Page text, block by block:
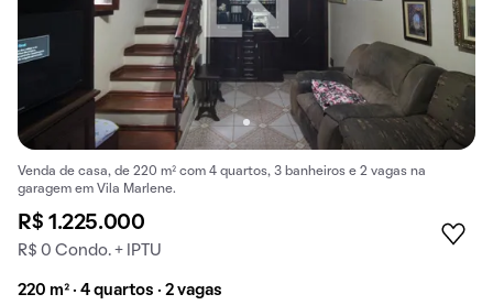
Venda de casa, de 220 m² com 4 quartos, 3 banheiros e 2 vagas na
garagem em Vila Marlene.
R$ 1.225.000
R$ 0 Condo. + IPTU
220 m² · 4 quartos · 2 vagas